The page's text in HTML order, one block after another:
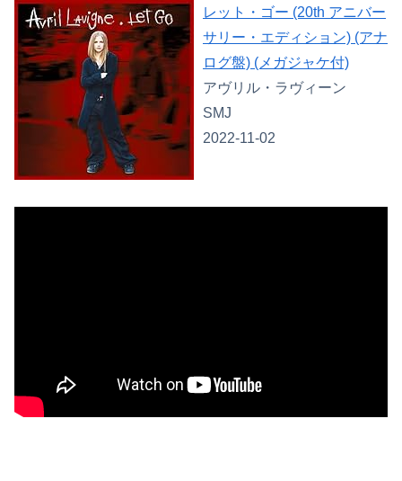
レット・ゴー (20th アニバー
サリー・エディション) (アナ
ログ盤) (メガジャケ付)
アヴリル・ラヴィーン
SMJ
2022-11-02